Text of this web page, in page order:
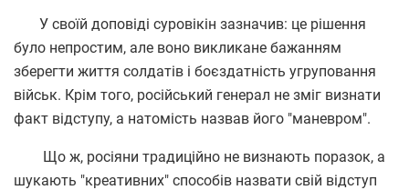
У своїй доповіді суровікін зазначив: це рішення
було непростим, але воно викликане бажанням
зберегти життя солдатів і боєздатність угруповання
військ. Крім того, російський генерал не зміг визнати
факт відступу, а натомість назвав його "маневром".
Що ж, росіяни традиційно не визнають поразок, а
шукають "креативних" способів назвати свій відступ